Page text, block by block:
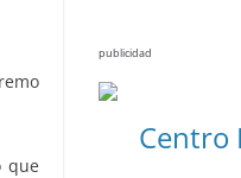
que
publicidad
Centro